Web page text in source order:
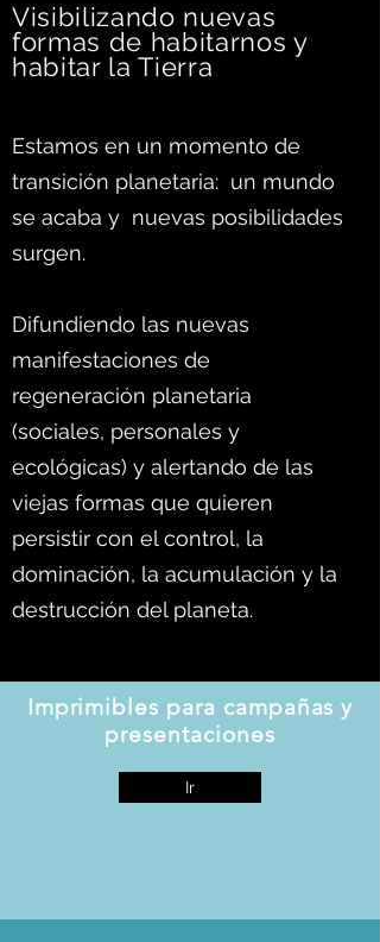
Visibilizando nuevas
formas de habitarnos y
habitar la Tierra
Estamos en un momento de
transición planetaria: un mundo
se acaba y nuevas posibilidades
surgen.
Difundiendo las nuevas
manifestaciones de
regeneración planetaria
(sociales, personales y
ecológicas) y alertando de las
viejas formas que quieren
persistir con el control, la
dominación, la acumulación y la
destrucción del planeta.
Imprimibles para campañas y
presentaciones
Ir